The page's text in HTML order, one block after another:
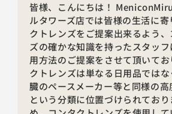
皆様、こんにちは！
ルタワーズ店では皆様の生活に
クトレンズをご提案出来るよう
ズの確かな知識を持ったスタッ
用方法のご提案をさせて頂いてお
クトレンズは単なる日用品では
臓のペースメーカー等と同様の
という分類に位置づけられてお